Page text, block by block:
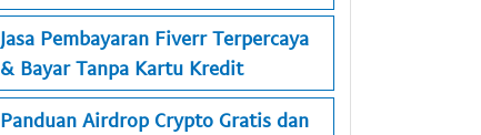
Jasa Pembayaran Fiverr Terpercaya
& Bayar Tanpa Kartu Kredit
Panduan Airdrop Crypto Gratis dan